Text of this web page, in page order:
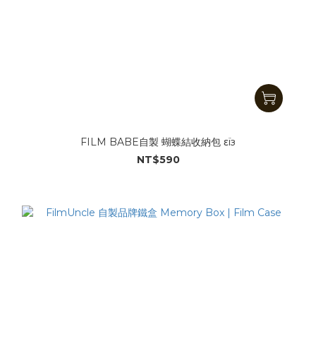
FILM BABE自製 蝴蝶結收納包 εï​‌з
NT$590